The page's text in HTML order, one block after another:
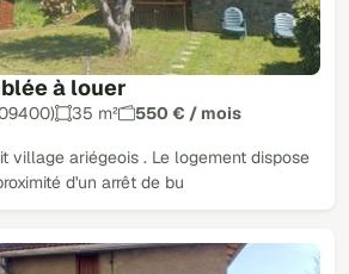
à louer
35 m² 550 € / mois
village ariégeois . Le logement dispose
d'un arrêt de bu